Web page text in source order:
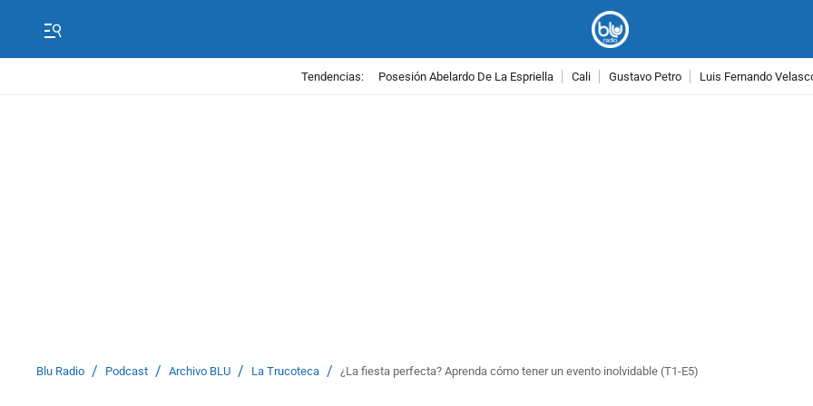
Tendencias: Posesión Abelardo De La Espriella Cali Gustavo Petro Luis Fernando
Blu Radio / Podcast / Archivo BLU / La Trucoteca / ¿La fiesta perfecta? Aprenda cómo tener un evento inolvidable (T1-E5)